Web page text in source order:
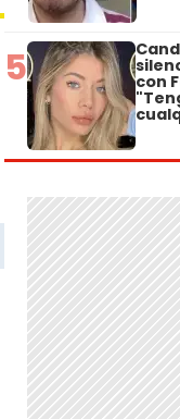
5 con